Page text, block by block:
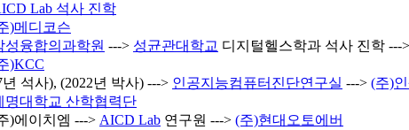
Lab 석사 진학
)메디코슨
성융합의과학원 ---> 성균관대학교 디지털헬스학과 석사 진학 --->
)KCC
석사), (2022년 박사) ---> 인공지능컴퓨터진단연구실 ---> (주)
명대학교 산학협력단
)에이치엠 ---> AICD Lab 연구원 ---> (주)현대오토에버